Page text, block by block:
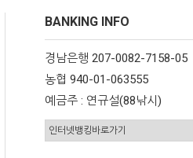
BANKING INFO
경남은행 207-0082-7158-05
농협 940-01-063555
예금주 : 연규설(88낚시)